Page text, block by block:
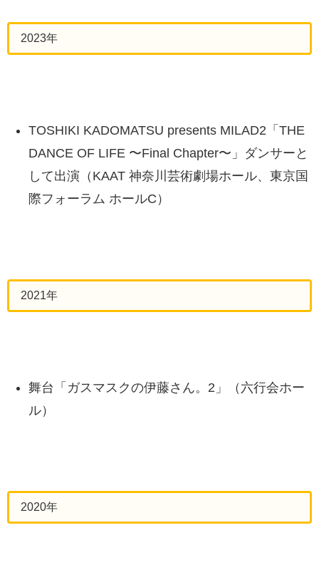
2023年
TOSHIKI KADOMATSU presents MILAD2「THE
DANCE OF LIFE 〜Final Chapter〜」ダンサーと
して出演（KAAT 神奈川芸術劇場ホール、東京国
際フォーラム ホールC）
2021年
舞台「ガスマスクの伊藤さん。2」（六行会ホー
ル）
2020年